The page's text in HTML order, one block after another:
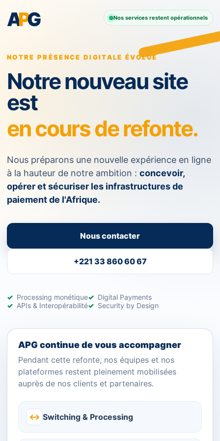
APG Nos services restent opérationnels
NOTRE PRÉSENCE DIGITALE ÉVOLUE
Notre nouveau site
est
en cours de refonte.
Nous préparons une nouvelle expérience en ligne
à la hauteur de notre ambition : concevoir,
opérer et sécuriser les infrastructures de
paiement de l'Afrique.
Nous contacter
+221 33 860 60 67
Processing monétique
Digital Payments
APIs & Interopérabilité
Security by Design
APG continue de vous accompagner
Pendant cette refonte, nos équipes et nos
plateformes restent pleinement mobilisées
auprès de nos clients et partenaires.
↔ Switching & Processing